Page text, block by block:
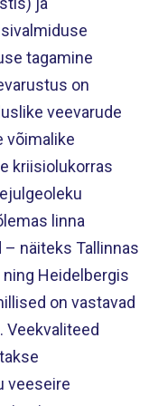
tagamine
on
veevarude
võimalike
kriisiolukorras
linna
näiteks Tallinnas
Heidelbergis
on vastavad
Veekvaliteed
veeseire